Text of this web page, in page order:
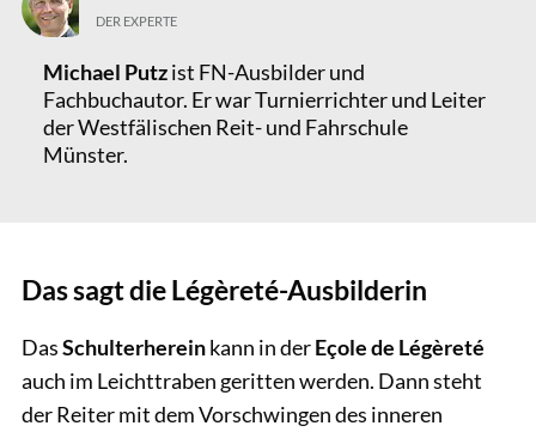
DER EXPERTE
Michael Putzist FN-Ausbilder und
Fachbuchautor. Er war Turnierrichter und Leiter
der Westfälischen Reit- und Fahrschule
Münster.
Das sagt die Légèreté-Ausbilderin
DasSchulterhereinkann in derEçole de Légèreté
auch im Leichttraben geritten werden. Dann steht
der Reiter mit dem Vorschwingen des inneren